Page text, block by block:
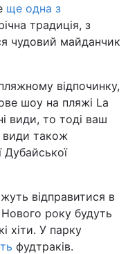
ще одна з
традиція, з
чудовий майданчик
відпочинку,
шоу на пляжі La
види, то тоді ваш
види також
Дубайської
відправитися в
року будуть
хіти. У парку
фудтраків.